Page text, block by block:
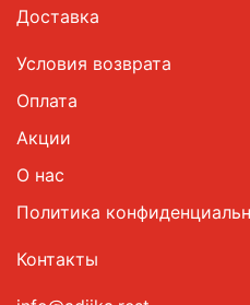
Доставка
Условия возврата
Оплата
Акции
О нас
Политика
Контакты